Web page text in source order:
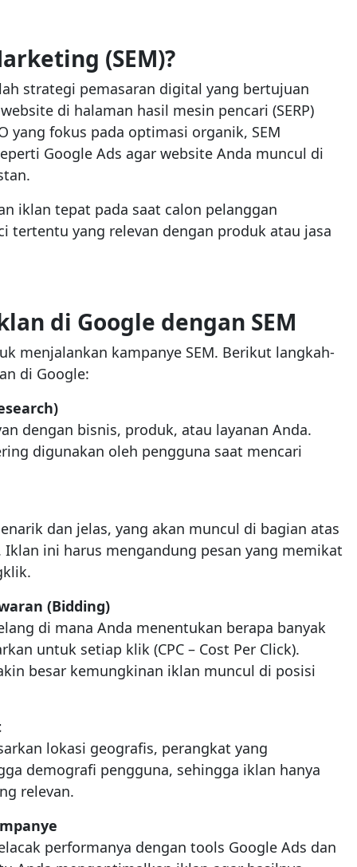
(SEM)?
strategi pemasaran digital yang bertujuan
di halaman hasil mesin pencari (SERP)
yang fokus pada optimasi organik, SEM
Google Ads agar website Anda muncul di
iklan tepat pada saat calon pelanggan
tertentu yang relevan dengan produk atau jasa
di Google dengan SEM
menjalankan kampanye SEM. Berikut langkah-
di Google:
dengan bisnis, produk, atau layanan Anda.
digunakan oleh pengguna saat mencari
dan jelas, yang akan muncul di bagian atas
ini harus mengandung pesan yang memikat
(Bidding)
di mana Anda menentukan berapa banyak
untuk setiap klik (CPC – Cost Per Click).
besar kemungkinan iklan muncul di posisi
lokasi geografis, perangkat yang
demografi pengguna, sehingga iklan hanya
relevan.
performanya dengan tools Google Ads dan